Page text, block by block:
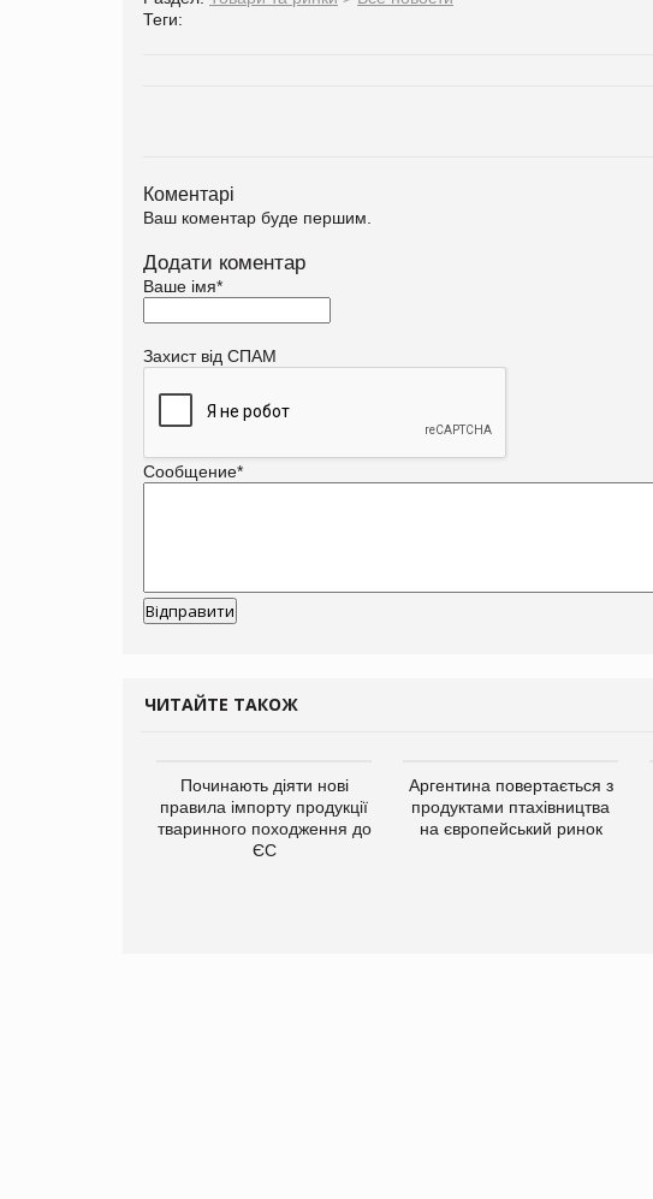
Теги:
Коментарі
Ваш коментар буде першим.
Додати коментар
Ваше імя*
Захист від СПАМ
Сообщение*
ЧИТАЙТЕ ТАКОЖ
Починають діяти нові
правила імпорту продукції
тваринного походження до
ЄС
Аргентина повертається з
продуктами птахівництва
на європейський ринок